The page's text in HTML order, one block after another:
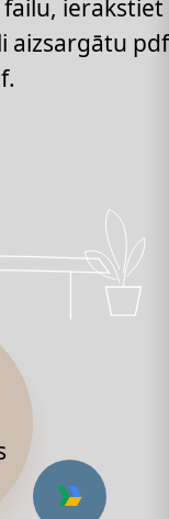
ierakstiet
aizsargātu pdf